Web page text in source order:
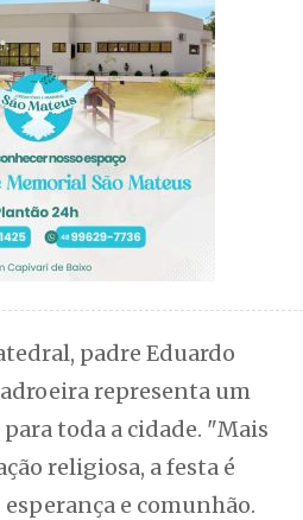
padre Eduardo
representa um
toda a cidade. "Mais
religiosa, a festa é
e comunhão.